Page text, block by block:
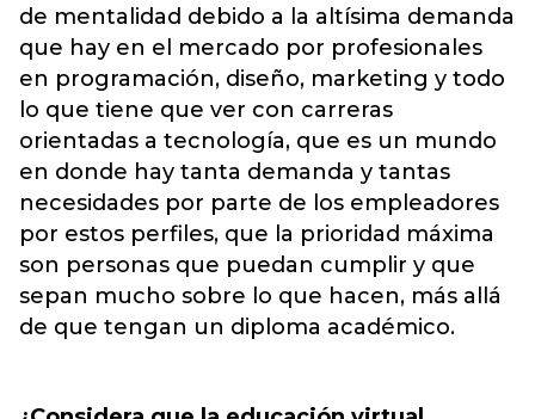
de mentalidad debido a la altísima demanda
que hay en el mercado por profesionales
en programación, diseño, marketing y todo
lo que tiene que ver con carreras
orientadas a tecnología, que es un mundo
en donde hay tanta demanda y tantas
necesidades por parte de los empleadores
por estos perfiles, que la prioridad máxima
son personas que puedan cumplir y que
sepan mucho sobre lo que hacen, más allá
de que tengan un diploma académico.